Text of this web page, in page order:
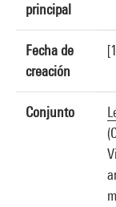
principal
Fecha de
creación
Conjunto